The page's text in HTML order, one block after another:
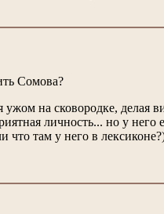
Сомова?
ужом на сковородке,
личность... но у
что там у него в